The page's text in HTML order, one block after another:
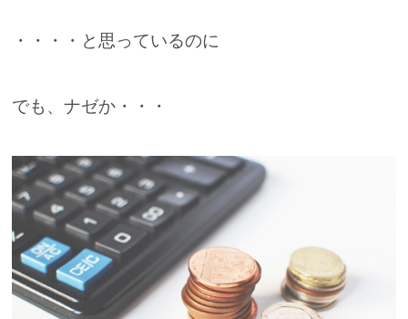
・・・・と思っているのに
でも、ナゼか・・・